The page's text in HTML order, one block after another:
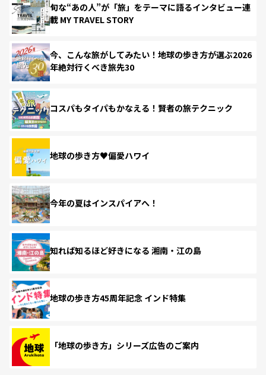
旬な“あの人”が「旅」をテーマに語るインタビュー連
載 MY TRAVEL STORY
今、こんな旅がしてみたい！地球の歩き方が選ぶ2026
年絶対行くべき旅先30
コスパもタイパもかなえる！賢者の旅テクニック
地球の歩き方♥偏愛ハワイ
今年の夏はインスパイアへ！
知れば知るほど好きになる 湘南・江の島
地球の歩き方45周年記念 インド特集
「地球の歩き方」シリーズ広告のご案内